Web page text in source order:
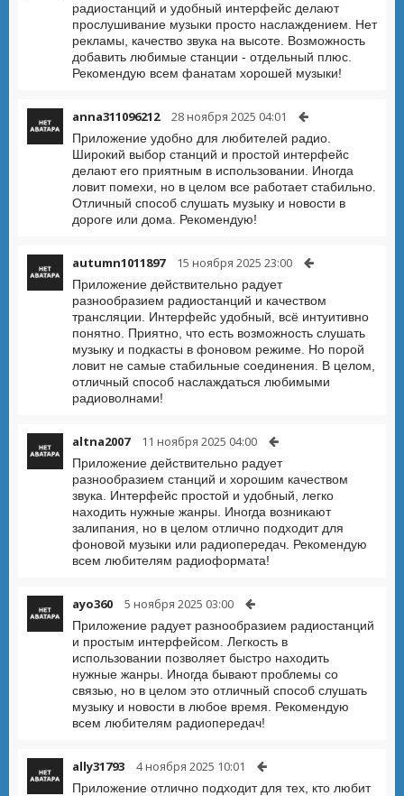
радиостанций и удобный интерфейс делают
прослушивание музыки просто наслаждением. Нет
рекламы, качество звука на высоте. Возможность
добавить любимые станции - отдельный плюс.
Рекомендую всем фанатам хорошей музыки!
anna311096212 28 ноября 2025 04:01
Приложение удобно для любителей радио.
Широкий выбор станций и простой интерфейс
делают его приятным в использовании. Иногда
ловит помехи, но в целом все работает стабильно.
Отличный способ слушать музыку и новости в
дороге или дома. Рекомендую!
autumn1011897 15 ноября 2025 23:00
Приложение действительно радует
разнообразием радиостанций и качеством
трансляции. Интерфейс удобный, всё интуитивно
понятно. Приятно, что есть возможность слушать
музыку и подкасты в фоновом режиме. Но порой
ловит не самые стабильные соединения. В целом,
отличный способ наслаждаться любимыми
радиоволнами!
altna2007 11 ноября 2025 04:00
Приложение действительно радует
разнообразием станций и хорошим качеством
звука. Интерфейс простой и удобный, легко
находить нужные жанры. Иногда возникают
залипания, но в целом отлично подходит для
фоновой музыки или радиопередач. Рекомендую
всем любителям радиоформата!
ayo360 5 ноября 2025 03:00
Приложение радует разнообразием радиостанций
и простым интерфейсом. Легкость в
использовании позволяет быстро находить
нужные жанры. Иногда бывают проблемы со
связью, но в целом это отличный способ слушать
музыку и новости в любое время. Рекомендую
всем любителям радиопередач!
ally31793 4 ноября 2025 10:01
Приложение отлично подходит для тех, кто любит